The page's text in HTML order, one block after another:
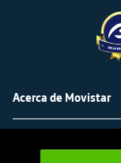
Acerca de Movistar
Atención al cliente